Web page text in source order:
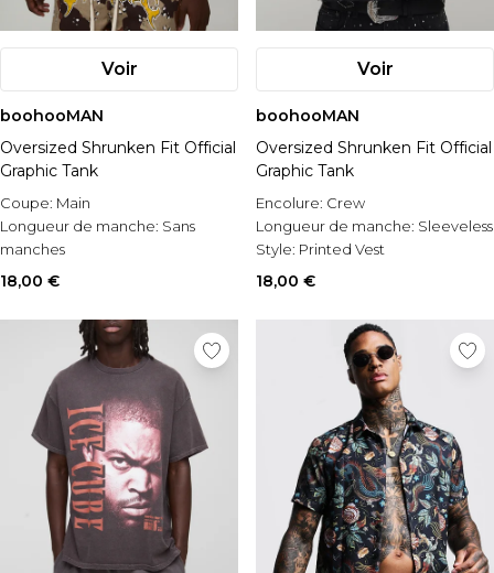
Voir
boohooMAN
Oversized Shrunken Fit Official
Graphic Tank
Coupe: Main
Longueur de manche: Sans
manches
Style:
Débardeur imprimé
18,00 €
Voir
boohooMAN
Oversized Shrunken Fit Official
Graphic Tank
Encolure: Crew
Longueur de manche: Sleeveless
Style: Printed Vest
18,00 €